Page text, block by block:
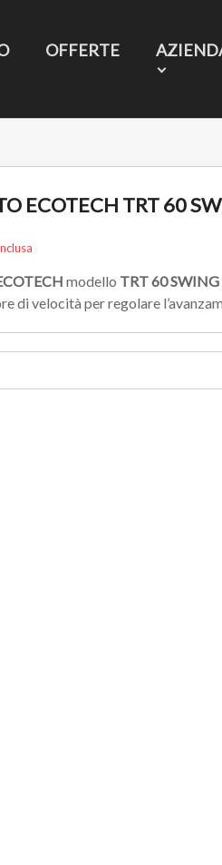
OFFERTE
ECOTECH TRT 60
modello TRT 60 SWING
di velocità per regolare